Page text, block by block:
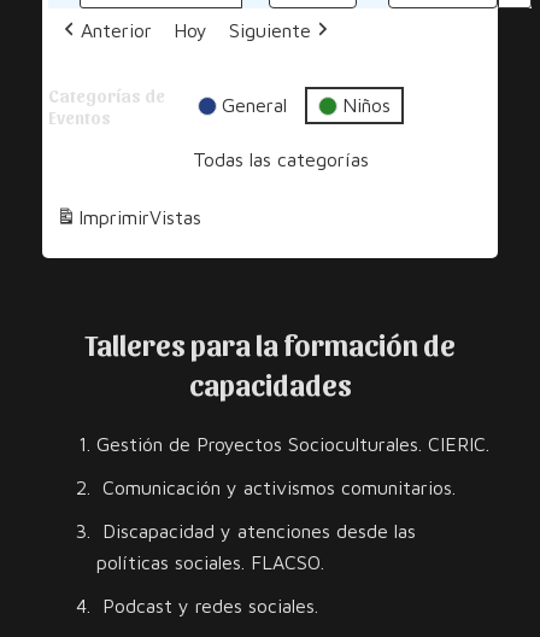
Anterior Hoy Siguiente
Categorías de
Eventos
General Niños
Todas las categorías
ImprimirVistas
Talleres para la formación de
capacidades
Gestión de Proyectos Socioculturales. CIERIC.
Comunicación y activismos comunitarios.
Discapacidad y atenciones desde las
políticas sociales. FLACSO.
Podcast y redes sociales.